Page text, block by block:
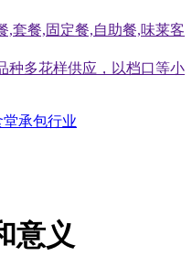
堂承包行业
意义